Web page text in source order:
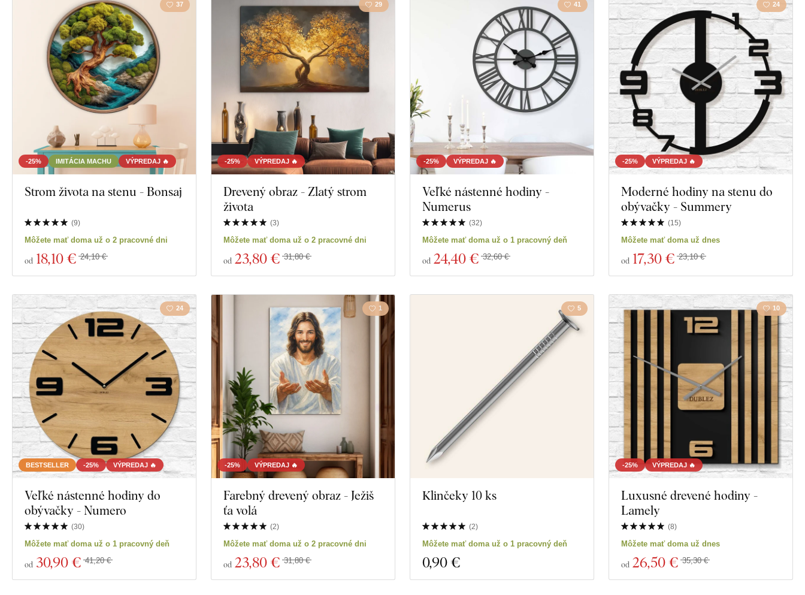
-25% IMITÁCIA MACHU VÝPREDAJ 🔥
37
Strom života na stenu - Bonsaj
(9)
Môžete mať doma už o 2 pracovné dni
od 18,10 € 24,10 €
-25% VÝPREDAJ 🔥
29
Drevený obraz - Zlatý strom
života
(3)
Môžete mať doma už o 2 pracovné dni
od 23,80 € 31,80 €
-25% VÝPREDAJ 🔥
41
Veľké nástenné hodiny -
Numerus
(32)
Môžete mať doma už o 1 pracovný deň
od 24,40 € 32,60 €
-25% VÝPREDAJ 🔥
24
Moderné hodiny na stenu do
obývačky - Summery
(15)
Môžete mať doma už dnes
od 17,30 € 23,10 €
BESTSELLER -25% VÝPREDAJ 🔥
24
Veľké nástenné hodiny do
obývačky - Numero
(30)
Môžete mať doma už o 1 pracovný deň
od 30,90 € 41,20 €
-25% VÝPREDAJ 🔥
1
Farebný drevený obraz - Ježiš
ťa volá
(2)
Môžete mať doma už o 2 pracovné dni
od 23,80 € 31,80 €
5
Klinčeky 10 ks
(2)
Môžete mať doma už o 1 pracovný deň
0,90 €
-25% VÝPREDAJ 🔥
10
Luxusné drevené hodiny -
Lamely
(8)
Môžete mať doma už dnes
od 26,50 € 35,30 €